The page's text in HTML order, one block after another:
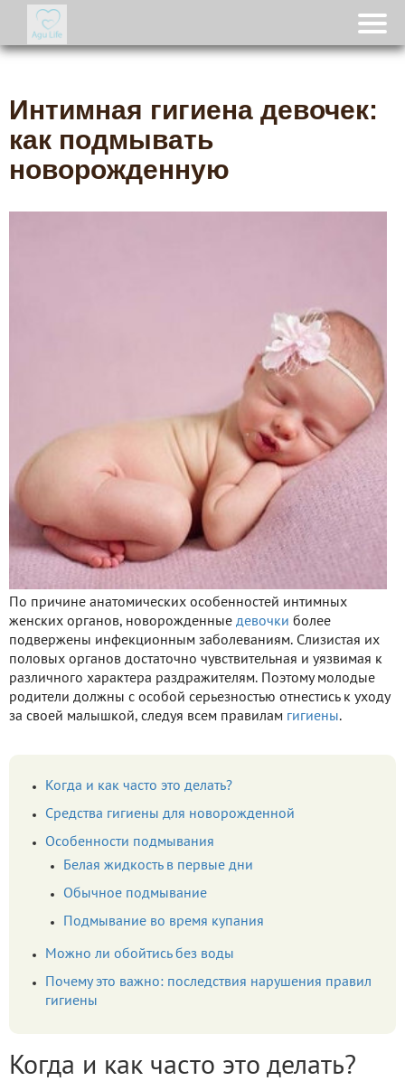
Интимная гигиена девочек:
как подмывать
новорожденную
По причине анатомических особенностей интимных
женских органов, новорожденные девочки более
подвержены инфекционным заболеваниям. Слизистая их
половых органов достаточно чувствительная и уязвимая к
различного характера раздражителям. Поэтому молодые
родители должны с особой серьезностью отнестись к уходу
за своей малышкой, следуя всем правилам гигиены.
Когда и как часто это делать?
Средства гигиены для новорожденной
Особенности подмывания
Белая жидкость в первые дни
Обычное подмывание
Подмывание во время купания
Можно ли обойтись без воды
Почему это важно: последствия нарушения правил
гигиены
Когда и как часто это делать?